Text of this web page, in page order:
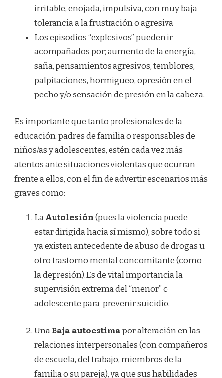
irritable, enojada, impulsiva, con muy baja
tolerancia a la frustración o agresiva
Los episodios “explosivos” pueden ir
acompañados por; aumento de la energía,
saña, pensamientos agresivos, temblores,
palpitaciones, hormigueo, opresión en el
pecho y/o sensación de presión en la cabeza.
Es importante que tanto profesionales de la
educación, padres de familia o responsables de
niños/as y adolescentes, estén cada vez más
atentos ante situaciones violentas que ocurran
frente a ellos, con el fin de advertir escenarios más
graves como:
LaAutolesión(pues la violencia puede
estar dirigida hacia sí mismo), sobre todo si
ya existen antecedente de abuso de drogas u
otro trastorno mental concomitante (como
la depresión).Es de vital importancia la
supervisión extrema del “menor” o
adolescente para prevenir suicidio.
UnaBaja autoestimapor alteración en las
relaciones interpersonales (con compañeros
de escuela, del trabajo, miembros de la
familia o su pareja), ya que sus habilidades